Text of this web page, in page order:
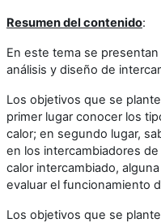
Resumen del contenido:
En este tema se
análisis y diseño de
Los objetivos que se
primer lugar conocer los
calor; en segundo lugar,
en los intercambiadores
calor intercambiado,
evaluar el funcionamiento
Los objetivos que se